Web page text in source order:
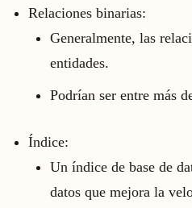
Relaciones binarias:
Generalmente, las
entidades.
Podrían ser entre más
Índice:
Un índice de base de
datos que mejora la